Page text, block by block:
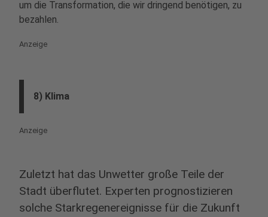
um die Transformation, die wir dringend benötigen, zu
bezahlen.
Anzeige
8) Klima
Anzeige
Zuletzt hat das Unwetter große Teile der
Stadt überflutet. Experten prognostizieren
solche Starkregenereignisse für die Zukunft